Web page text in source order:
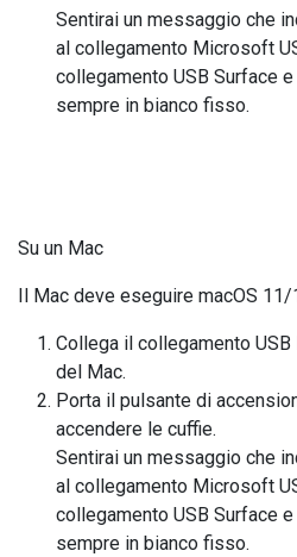
Sentirai un messaggio che
al collegamento Microsoft
collegamento USB Surface
sempre in bianco fisso.
Su un Mac
Il Mac deve eseguire macOS 11/
Collega il collegamento
del Mac.
Porta il pulsante di
accendere le cuffie.
Sentirai un messaggio che
al collegamento Microsoft
collegamento USB Surface
sempre in bianco fisso.